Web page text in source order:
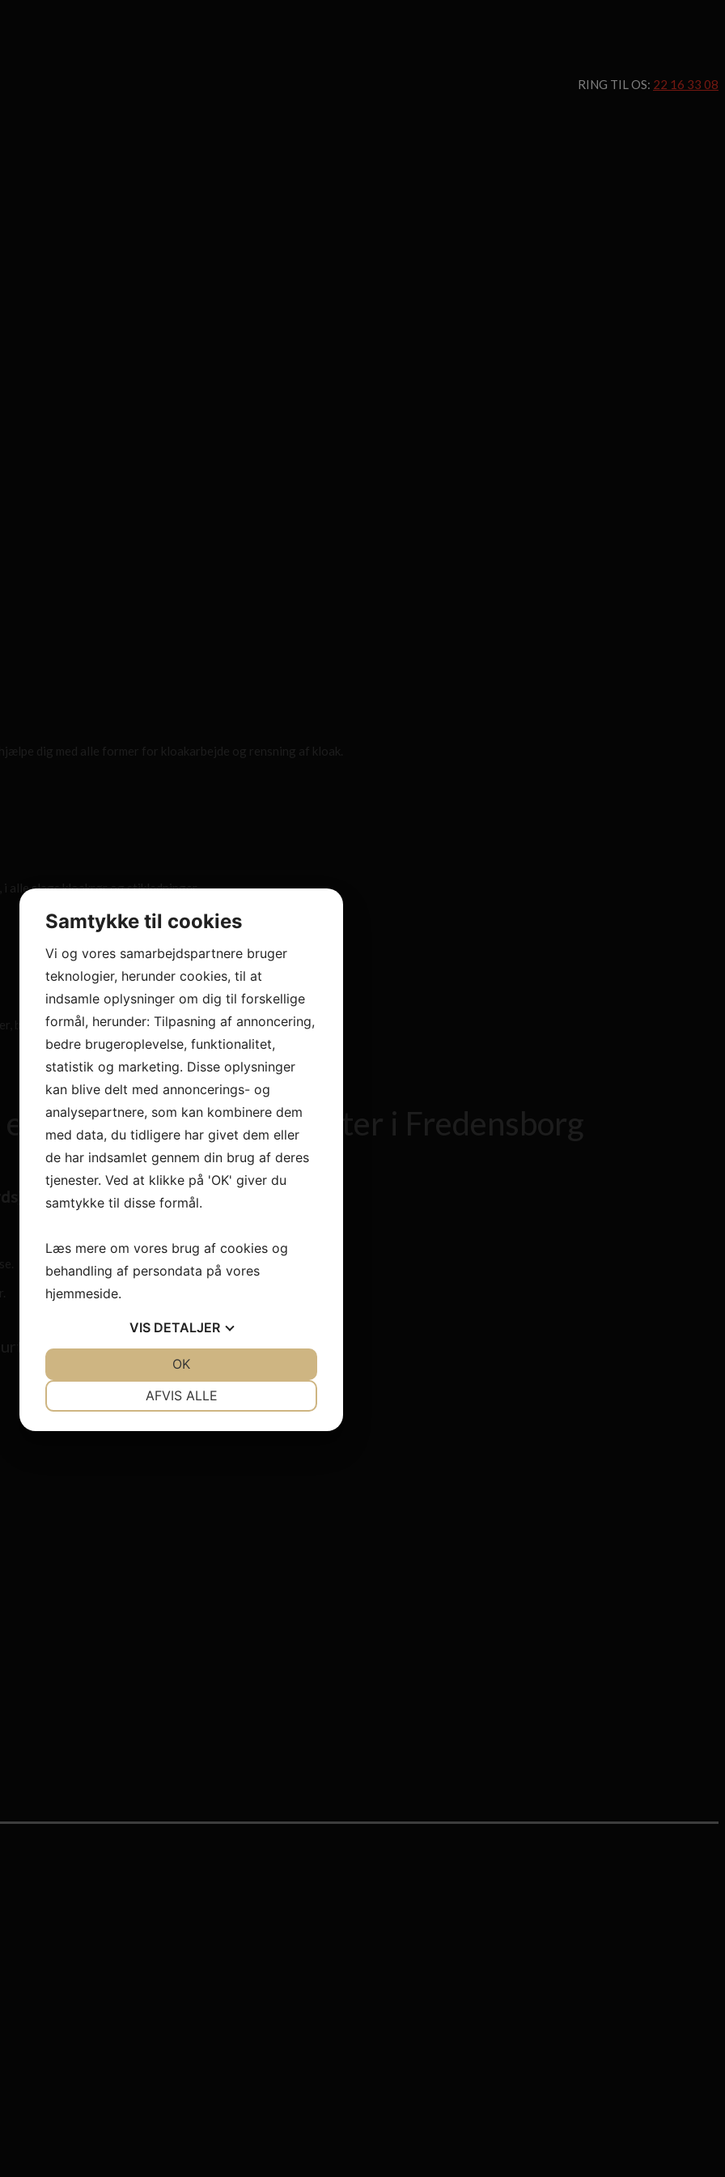
RING TIL OS: 22 16 33 08
dig med alle former for kloakarbejde og rensning af kloak.
alle slags kloakrør og stikledninger.
brolægning og støbning af gulve.
autoriseret kloakmester i Fredensborg
muligt
Samtykke til cookies
Vi og vores samarbejdspartnere bruger
teknologier, herunder cookies, til at
indsamle oplysninger om dig til forskellige
formål, herunder: Tilpasning af annoncering,
bedre brugeroplevelse, funktionalitet,
statistik og marketing. Disse oplysninger
kan blive delt med annoncerings- og
analysepartnere, som kan kombinere dem
med data, du tidligere har givet dem eller
de har indsamlet gennem din brug af deres
tjenester. Ved at klikke på 'OK' giver du
samtykke til disse formål.
Læs mere om vores brug af cookies og
behandling af persondata på vores
hjemmeside.
VIS DETALJER
AFVIS ALLE
OK